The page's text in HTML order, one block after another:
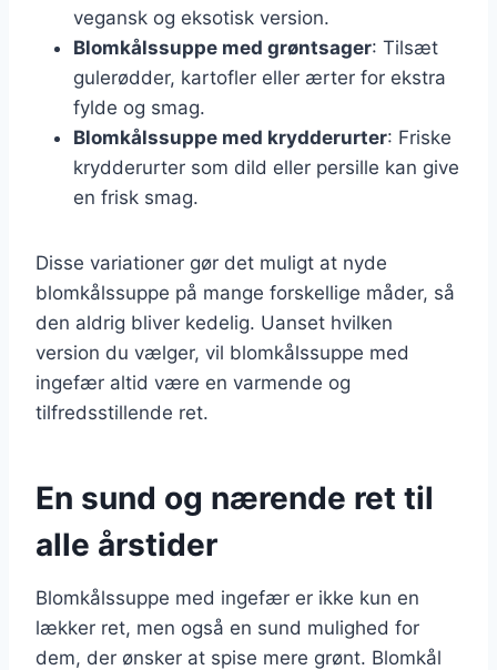
vegansk og eksotisk version.
Blomkålssuppe med grøntsager: Tilsæt
gulerødder, kartofler eller ærter for ekstra
fylde og smag.
Blomkålssuppe med krydderurter: Friske
krydderurter som dild eller persille kan give
en frisk smag.
Disse variationer gør det muligt at nyde
blomkålssuppe på mange forskellige måder, så
den aldrig bliver kedelig. Uanset hvilken
version du vælger, vil blomkålssuppe med
ingefær altid være en varmende og
tilfredsstillende ret.
En sund og nærende ret til
alle årstider
Blomkålssuppe med ingefær er ikke kun en
lækker ret, men også en sund mulighed for
dem, der ønsker at spise mere grønt. Blomkål